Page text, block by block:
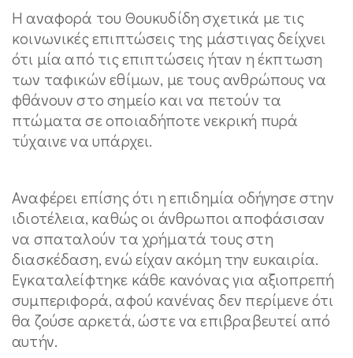
Η αναφορά του Θουκυδίδη σχετικά με τις
κοινωνικές επιπτώσεις της μάστιγας δείχνει
ότι μία από τις επιπτώσεις ήταν η έκπτωση
των ταφικών εθίμων, με τους ανθρώπους να
φθάνουν στο σημείο και να πετούν τα
πτώματα σε οποιαδήποτε νεκρική πυρά
τύχαινε να υπάρχει.
Αναφέρει επίσης ότι η επιδημία οδήγησε στην
ιδιοτέλεια, καθώς οι άνθρωποι αποφάσισαν
να σπαταλούν τα χρήματά τους στη
διασκέδαση, ενώ είχαν ακόμη την ευκαιρία.
Εγκαταλείφτηκε κάθε κανόνας για αξιοπρεπή
συμπεριφορά, αφού κανένας δεν περίμενε ότι
θα ζούσε αρκετά, ώστε να επιβραβευτεί από
αυτήν.